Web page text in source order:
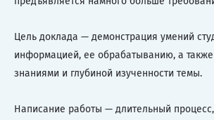
Цель доклада — демонстрация умений
информацией, ее обрабатыванию, а
знаниями и глубиной изученности темы.
Написание работы — длительный